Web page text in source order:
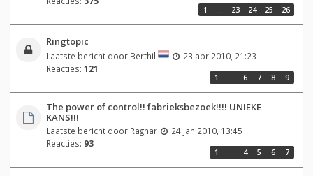
1 23 24 25 26
Ringtopic
Laatste bericht door Berthil
23 apr 2010, 21:23
Reacties: 121
1 6 7 8 9
The power of control!! fabrieksbezoek!!!! UNIEKE
KANS!!!
Laatste bericht door Ragnar
24 jan 2010, 13:45
Reacties: 93
1 4 5 6 7